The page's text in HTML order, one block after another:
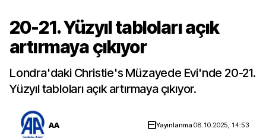
20-21. Yüzyıl tabloları açık
artırmaya çıkıyor
Londra'daki Christie's Müzayede Evi'nde 20-21.
Yüzyıl tabloları açık artırmaya çıkıyor.
AA Yayınlanma08.10.2025, 14:53